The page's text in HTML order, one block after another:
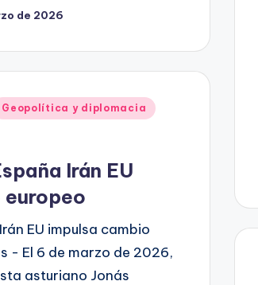
de 2026
Geopolítica y diplomacia
Irán EU
europeo
EU impulsa cambio
- El 6 de marzo de 2026,
asturiano Jonás